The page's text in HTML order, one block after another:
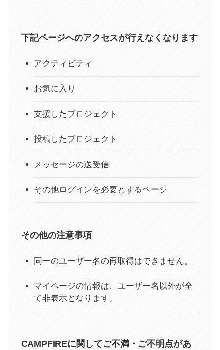
下記ページへのアクセスが行えなくなります
アクティビティ
お気に入り
支援したプロジェクト
投稿したプロジェクト
メッセージの送受信
その他ログインを必要とするページ
その他の注意事項
同一のユーザー名の再取得はできません。
マイページの情報は、ユーザー名以外が全
て非表示となります。
CAMPFIREに関してご不満・ご不明点があ